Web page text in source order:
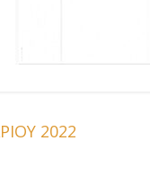
2022